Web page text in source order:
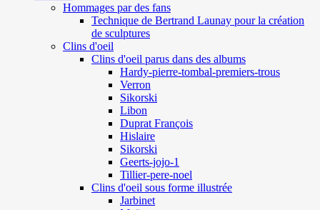
Hommages par des fans
Technique de Bertrand Launay pour la création
de sculptures
Clins d'oeil
Clins d'oeil parus dans des albums
Hardy-pierre-tombal-premiers-trous
Verron
Sikorski
Libon
Duprat François
Hislaire
Sikorski
Geerts-jojo-1
Tillier-pere-noel
Clins d'oeil sous forme illustrée
Jarbinet